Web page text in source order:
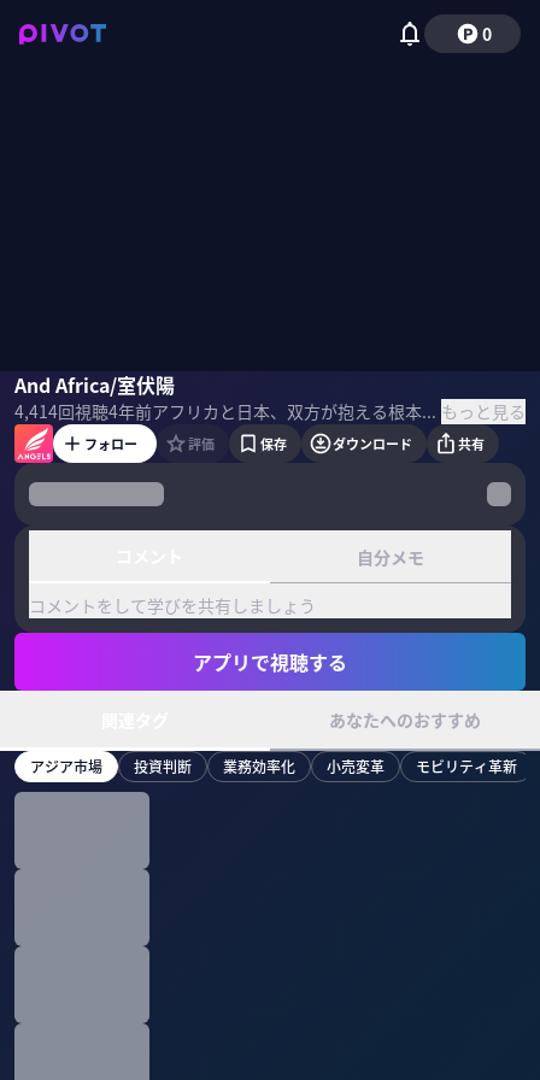
0
And Africa/室伏陽
4,414回視聴4年前 アフリカと日本、双方が抱える根本的課題の解決を目指すAnd Africaの室伏陽。 ビジネス未開の地 アフリカにおける可能性とは？ANGELSとの激しい議論が繰り広げられるー ＜目次＞ もっと見る
室伏陽本田圭佑津田健次郎
フォロー 評価 保存 ダウンロード 共有
自分メモ
コメントをして学びを共有しましょう
アプリで視聴する
あなたへのおすすめ
アジア市場 投資判断 業務効率化 小売変革 モビリティ革新